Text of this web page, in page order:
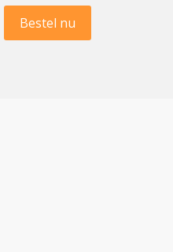
Bestel nu